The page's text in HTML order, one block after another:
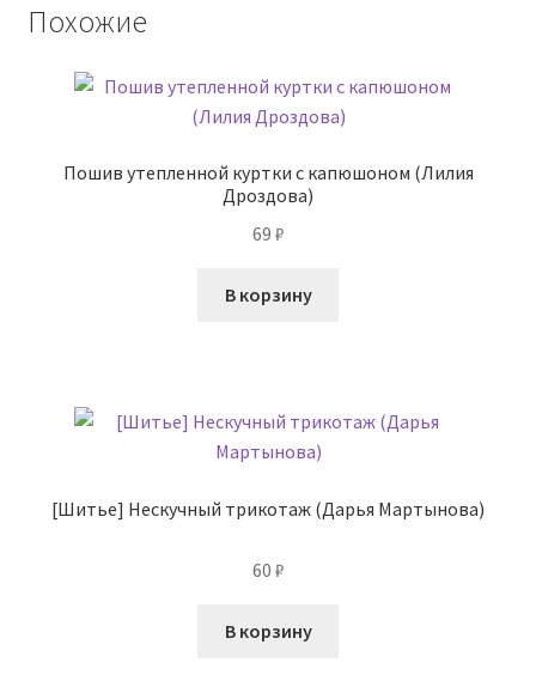
Похожие
Пошив утепленной куртки с капюшоном (Лилия
Дроздова)
69 ₽
В корзину
[Шитье] Нескучный трикотаж (Дарья Мартынова)
60 ₽
В корзину